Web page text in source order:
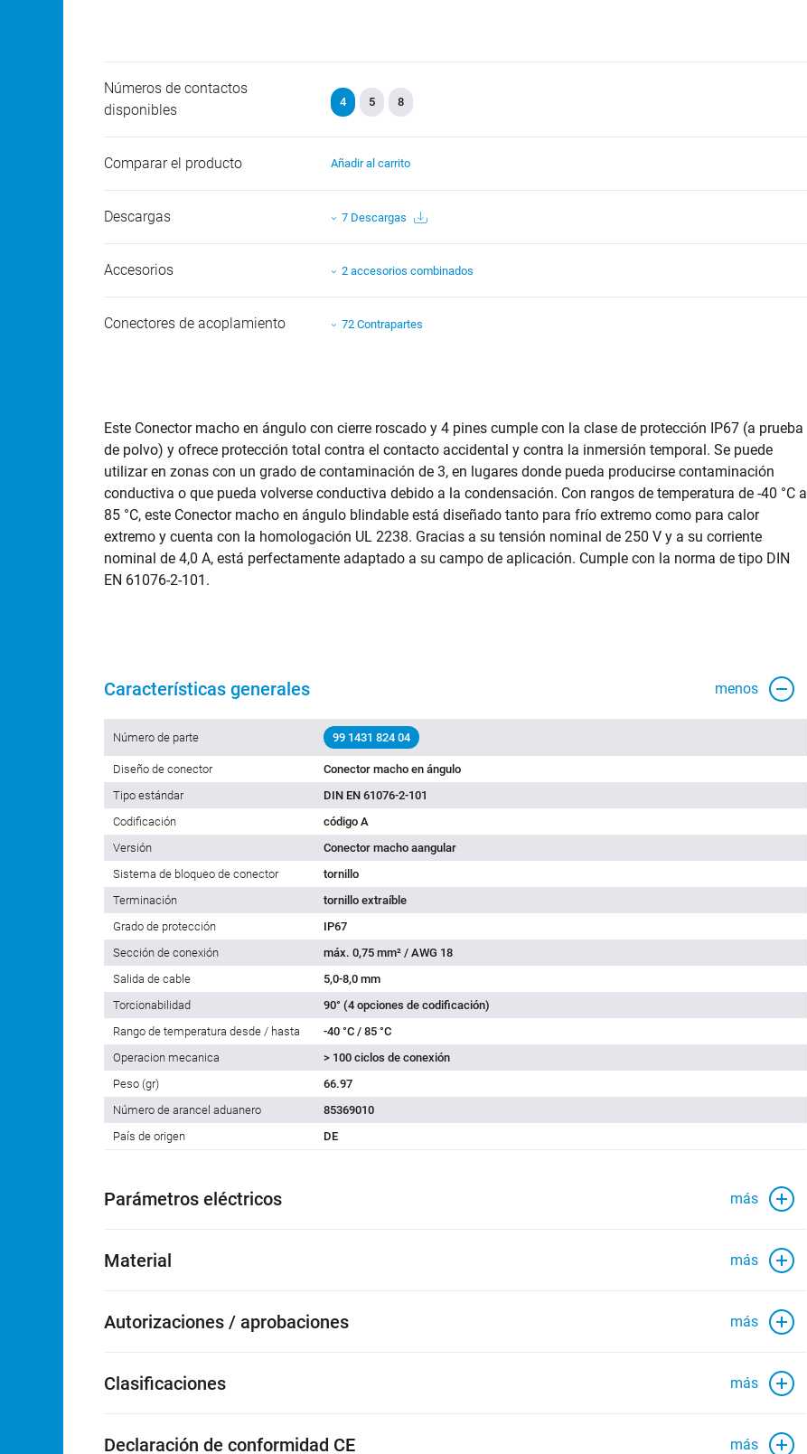
Números de contactos
disponibles
4 5 8
Comparar el producto Añadir al carrito
Descargas 7 Descargas
Accesorios 2 accesorios combinados
Conectores de acoplamiento 72 Contrapartes
Este Conector macho en ángulo con cierre roscado y 4 pines cumple con la clase de protección IP67 (a prueba
de polvo) y ofrece protección total contra el contacto accidental y contra la inmersión temporal. Se puede
utilizar en zonas con un grado de contaminación de 3, en lugares donde pueda producirse contaminación
conductiva o que pueda volverse conductiva debido a la condensación. Con rangos de temperatura de -40 °C a
85 °C, este Conector macho en ángulo blindable está diseñado tanto para frío extremo como para calor
extremo y cuenta con la homologación UL 2238. Gracias a su tensión nominal de 250 V y a su corriente
nominal de 4,0 A, está perfectamente adaptado a su campo de aplicación. Cumple con la norma de tipo DIN
EN 61076-2-101.
Características generales menos
Número de parte 99 1431 824 04
Diseño de conector
Conector macho en ángulo
Tipo estándar
DIN EN 61076-2-101
Codificación
código A
Versión
Conector macho aangular
Sistema de bloqueo de conector
tornillo
Terminación
tornillo extraíble
Grado de protección
IP67
Sección de conexión
máx. 0,75 mm² / AWG 18
Salida de cable
5,0-8,0 mm
Torcionabilidad
90° (4 opciones de codificación)
Rango de temperatura desde / hasta
-40 °C / 85 °C
Operacion mecanica
> 100 ciclos de conexión
Peso (gr)
66.97
Número de arancel aduanero
85369010
País de origen
DE
Parámetros eléctricos más
Material más
Autorizaciones / aprobaciones más
Clasificaciones más
Declaración de conformidad CE más